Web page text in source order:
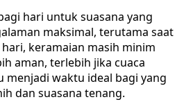
hari untuk suasana yang
maksimal, terutama saat
keramaian masih minim
aman, terlebih jika cuaca
menjadi waktu ideal bagi yang
dan suasana tenang.